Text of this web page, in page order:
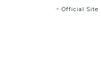
Official Site